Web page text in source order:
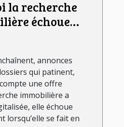
la recherche
échoue
sans
annonces
qui patinent,
une offre
immobilière a
elle échoue
lorsqu’elle se fait en